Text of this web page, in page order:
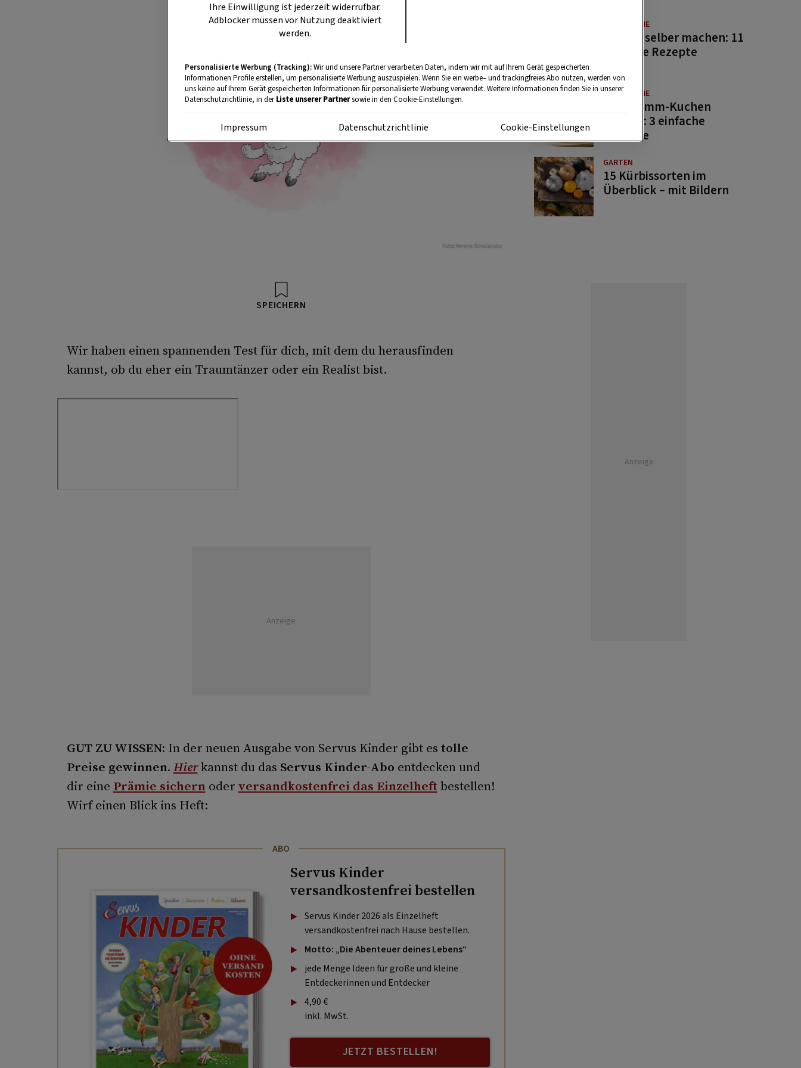
Foto: Verena Schellander
SPEICHERN
Wir haben einen spannenden Test für dich, mit dem du herausfinden
kannst, ob du eher ein Traumtänzer oder ein Realist bist.
Anzeige
GUT ZU WISSEN: In der neuen Ausgabe von Servus Kinder gibt es tolle
Preise gewinnen. Hierkannst du das Servus Kinder-Abo entdecken und
dir eine Prämie sichernoder versandkostenfrei das Einzelheft bestellen!
Wirf einen Blick ins Heft:
ABO
Servus Kinder
versandkostenfrei bestellen
Servus Kinder 2026 als Einzelheft
versandkostenfrei nach Hause bestellen.
Motto: „Die Abenteuer deines Lebens“
jede Menge Ideen für große und kleine
Entdeckerinnen und Entdecker
4,90 €
inkl. MwSt.
JETZT BESTELLEN!
GUTE KÜCHE
Saucen selber machen: 11
beliebte Rezepte
GUTE KÜCHE
Osterlamm-Kuchen
backen: 3 einfache
Rezepte
GARTEN
15 Kürbissorten im
Überblick – mit Bildern
Anzeige
Ihre Einwilligung ist jederzeit widerrufbar.
Adblocker müssen vor Nutzung deaktiviert
werden.
Personalisierte Werbung (Tracking):Wir und unsere Partner verarbeiten Daten, indem wir mit auf Ihrem Gerät gespeicherten
Informationen Profile erstellen, um personalisierte Werbung auszuspielen. Wenn Sie ein werbe– und trackingfreies Abo nutzen, werden von
uns keine auf Ihrem Gerät gespeicherten Informationen für personalisierte Werbung verwendet. Weitere Informationen finden Sie in unserer
Datenschutzrichtlinie, in derListe unserer Partnersowie in den Cookie-Einstellungen.
Impressum Datenschutzrichtlinie Cookie-Einstellungen